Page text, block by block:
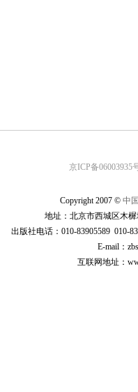
京ICP备06003935
Copyright 2007 © 中
地址：北京市西城区木
出版社电话：010-83905589 010-
E-mail：
互联网地址：